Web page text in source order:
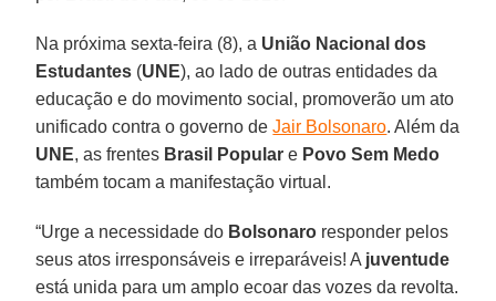
Na próxima sexta-feira (8), a União Nacional dos
Estudantes (UNE), ao lado de outras entidades da
educação e do movimento social, promoverão um ato
unificado contra o governo deJair Bolsonaro. Além da
UNE, as frentes Brasil Popular e Povo Sem Medo
também tocam a manifestação virtual.
“Urge a necessidade do Bolsonaro responder pelos
seus atos irresponsáveis e irreparáveis! A juventude
está unida para um amplo ecoar das vozes da revolta.